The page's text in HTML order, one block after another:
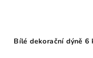
Bílé dekorační dýně 6